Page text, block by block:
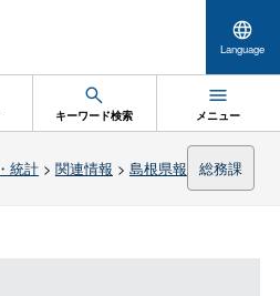
Language
キーワード検索 メニュー
統計> 関連情報 > 島根県報 総務課